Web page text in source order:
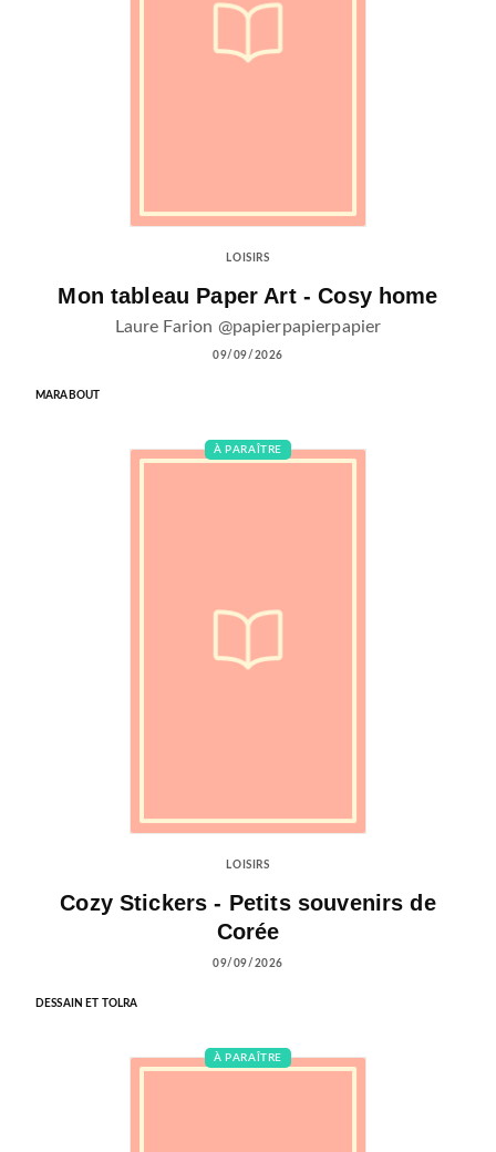
LOISIRS
Mon tableau Paper Art - Cosy home
Laure Farion @papierpapierpapier
09/09/2026
MARABOUT
À PARAÎTRE
LOISIRS
Cozy Stickers - Petits souvenirs de
Corée
09/09/2026
DESSAIN ET TOLRA
À PARAÎTRE